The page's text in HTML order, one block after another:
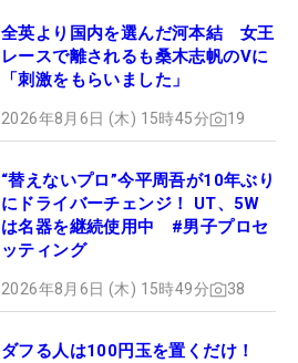
全英より国内を選んだ河本結 女王
レースで離されるも桑木志帆のVに
「刺激をもらいました」
2026年8月6日 (木) 15時45分 19
“替えないプロ”今平周吾が10年ぶり
にドライバーチェンジ！ UT、5W
は名器を継続使用中 #男子プロセ
ッティング
2026年8月6日 (木) 15時49分 38
ダフる人は100円玉を置くだけ！